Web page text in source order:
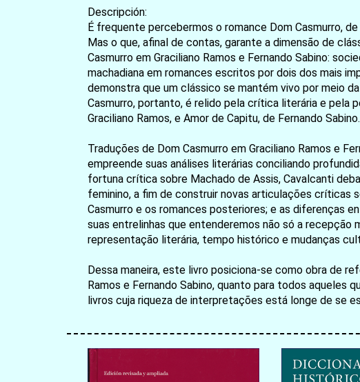
Descripción:
É frequente percebermos o romance Dom Casmurro,
Mas o que, afinal de contas, garante a dimensão de
Casmurro em Graciliano Ramos e Fernando Sabino:
machadiana em romances escritos por dois dos mais
demonstra que um clássico se mantém vivo por meio
Casmurro, portanto, é relido pela crítica literária e pela
Graciliano Ramos, e Amor de Capitu, de Fernando Sabino.
Traduções de Dom Casmurro em Graciliano Ramos e
empreende suas análises literárias conciliando
fortuna crítica sobre Machado de Assis, Cavalcanti
feminino, a fim de construir novas articulações críticas
Casmurro e os romances posteriores; e as diferenças
suas entrelinhas que entenderemos não só a
representação literária, tempo histórico e mudanças
Dessa maneira, este livro posiciona-se como obra de
Ramos e Fernando Sabino, quanto para todos aqueles
livros cuja riqueza de interpretações está longe de se